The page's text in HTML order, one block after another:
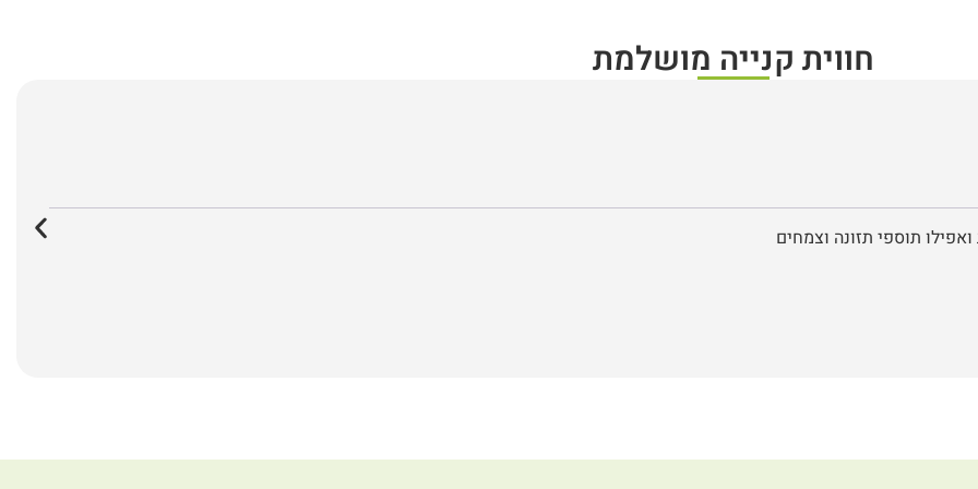
חווית קנייה מושלמת
תוספי תזונה וצמחים